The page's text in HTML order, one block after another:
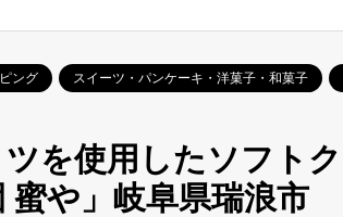
ング スイーツ・パンケーキ・洋菓子・和菓子
を使用したソフト
や」岐阜県瑞浪市